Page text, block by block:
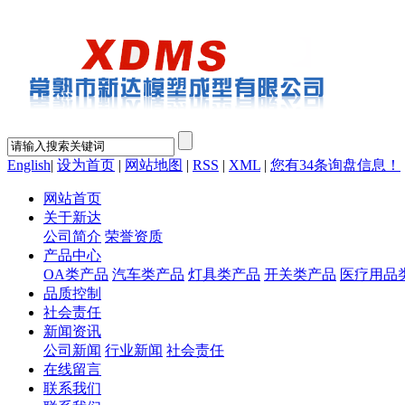
English| 设为首页 | 网站地图 | RSS | XML | 您有34条询盘信息！
网站首页
关于新达
公司简介 荣誉资质
产品中心
OA类产品 汽车类产品 灯具类产品 开关类产品 医疗用品
品质控制
社会责任
新闻资讯
公司新闻 行业新闻 社会责任
在线留言
联系我们